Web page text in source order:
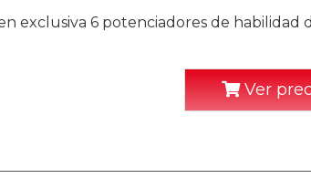
exclusiva 6 potenciadores de habilidad
Ver